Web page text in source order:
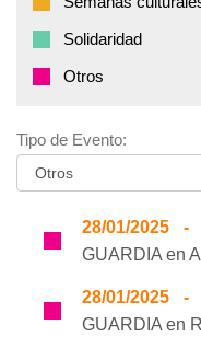
Solidaridad
Otros
Tipo de Evento:
28/01/2025 -
GUARDIA en
28/01/2025 -
GUARDIA en